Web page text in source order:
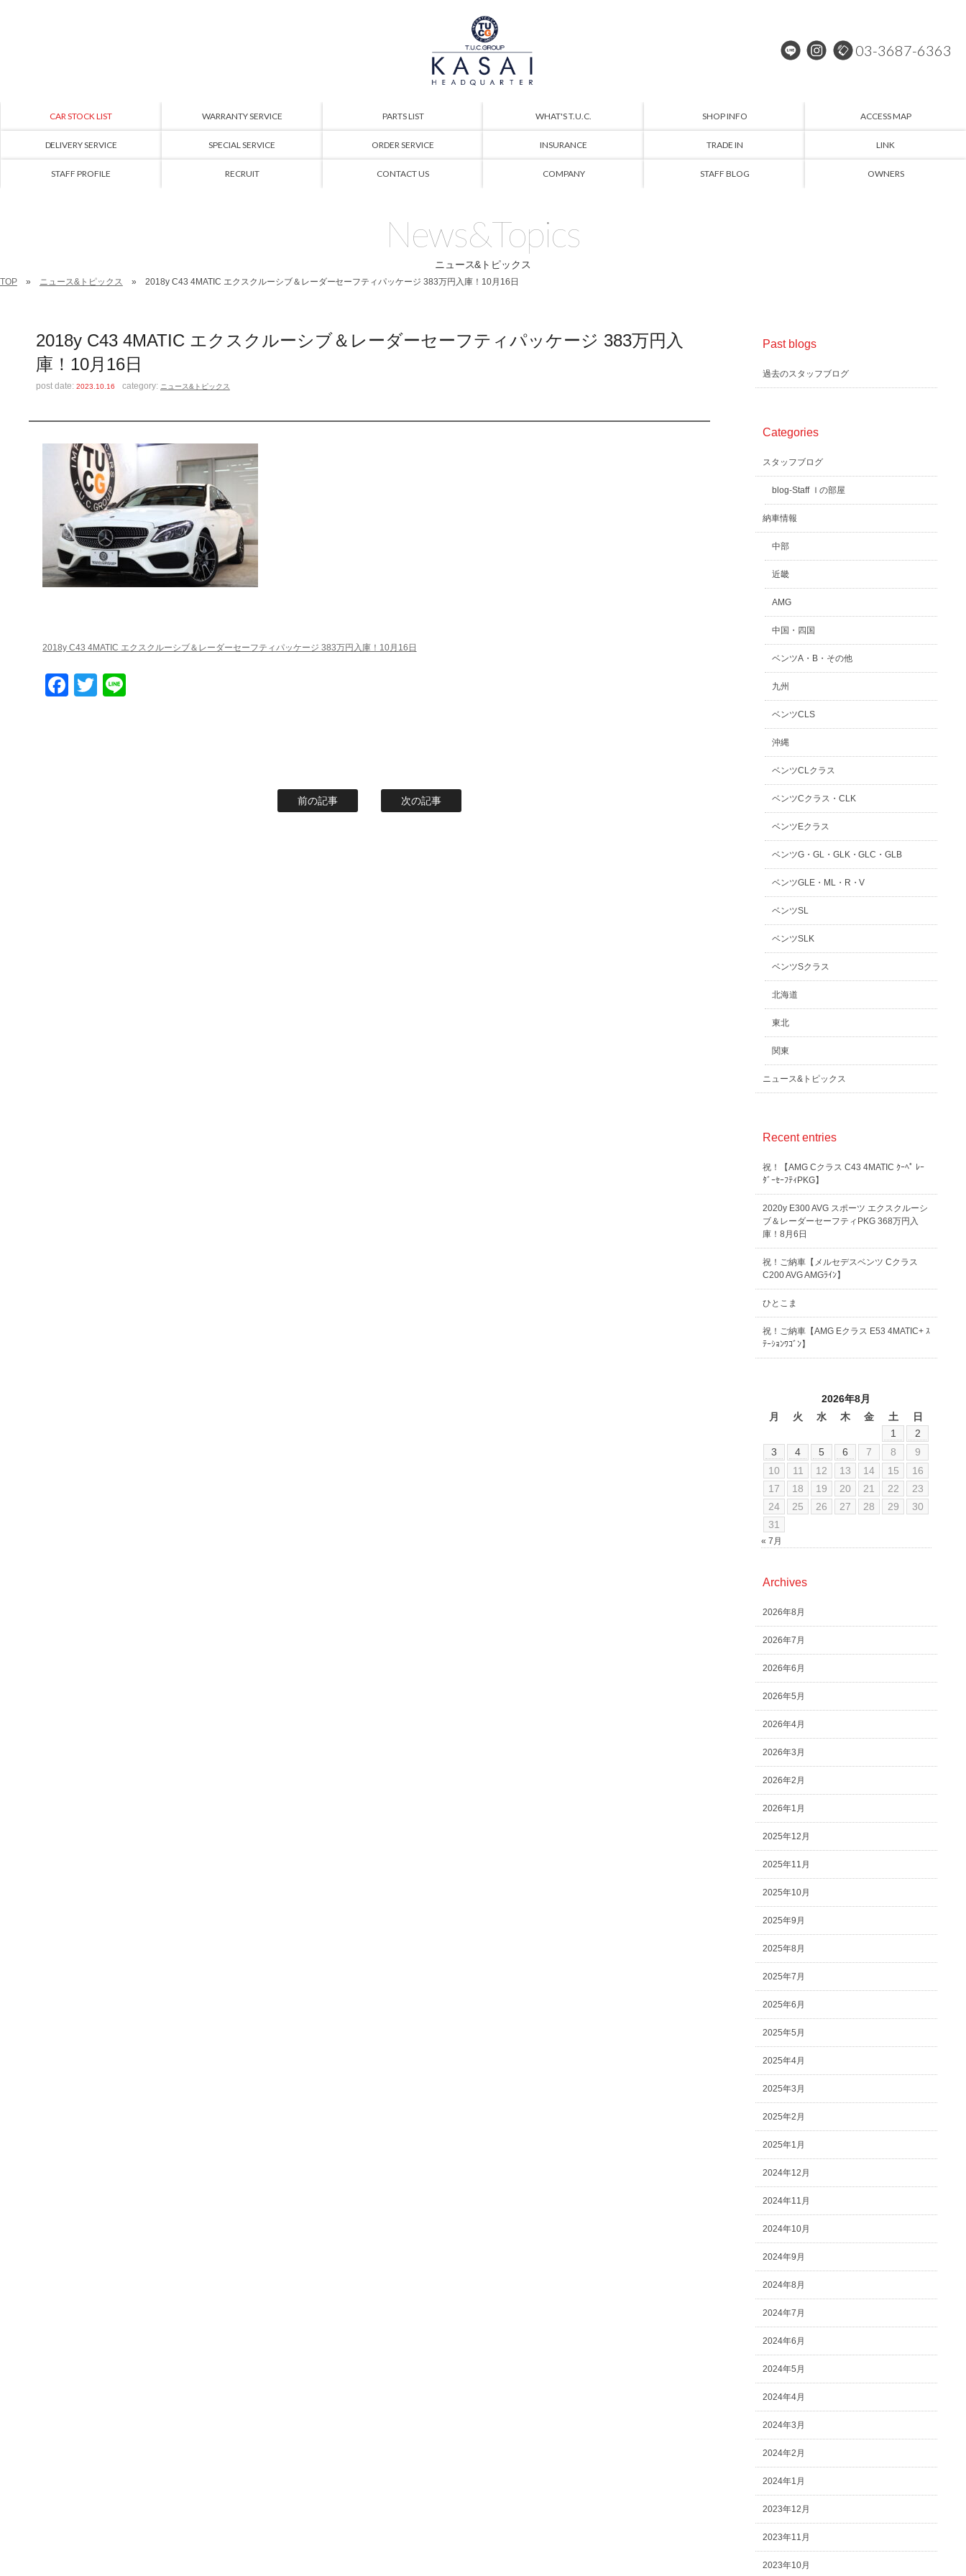
03-3687-6363
CAR STOCK LIST WARRANTY SERVICE PARTS LIST WHAT'S T.U.C. SHOP INFO ACCESS MAP
DELIVERY SERVICE SPECIAL SERVICE ORDER SERVICE INSURANCE TRADE IN LINK
STAFF PROFILE RECRUIT CONTACT US COMPANY STAFF BLOG OWNERS
News&Topics
ニュース&トピックス
TOP ニュース&トピックス 2018y C43 4MATIC エクスクルーシブ＆レーダーセーフティパッケージ 383万円入庫！10月16日
2018y C43 4MATIC エクスクルーシブ＆レーダーセーフティパッケージ 383万円入
庫！10月16日
post date:2023.10.16 category: ニュース&トピックス
2018y C43 4MATIC エクスクルーシブ＆レーダーセーフティパッケージ 383万円入庫！10月16日
Facebook
Twitter
前の記事 次の記事
Past blogs
過去のスタッフブログ
Categories
スタッフブログ
blog-Staff Ｉの部屋
納車情報
中部
近畿
AMG
中国・四国
ベンツA・B・その他
九州
ベンツCLS
沖縄
ベンツCLクラス
ベンツCクラス・CLK
ベンツEクラス
ベンツG・GL・GLK・GLC・GLB
ベンツGLE・ML・R・V
ベンツSL
ベンツSLK
ベンツSクラス
北海道
東北
関東
ニュース&トピックス
Recent entries
祝！【AMG Cクラス C43 4MATIC ｸｰﾍﾟ ﾚｰ
ﾀﾞｰｾｰﾌﾃｨPKG】
2020y E300 AVG スポーツ エクスクルーシ
ブ＆レーダーセーフティPKG 368万円入
庫！8月6日
祝！ご納車【メルセデスベンツ Cクラス
C200 AVG AMGﾗｲﾝ】
ひとこま
祝！ご納車【AMG Eクラス E53 4MATIC+ ｽ
ﾃｰｼｮﾝﾜｺﾞﾝ】
2026年8月
月
火 水 木 金 土
日
1
2
3
4 5 6 7 8
9
10
11 12 13 14 15
16
17
18 19 20 21 22
23
24
25 26 27 28 29
30
31
« 7月
Archives
2026年8月
2026年7月
2026年6月
2026年5月
2026年4月
2026年3月
2026年2月
2026年1月
2025年12月
2025年11月
2025年10月
2025年9月
2025年8月
2025年7月
2025年6月
2025年5月
2025年4月
2025年3月
2025年2月
2025年1月
2024年12月
2024年11月
2024年10月
2024年9月
2024年8月
2024年7月
2024年6月
2024年5月
2024年4月
2024年3月
2024年2月
2024年1月
2023年12月
2023年11月
2023年10月